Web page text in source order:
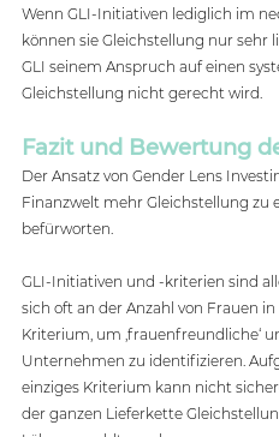
Wenn GLI-Initiativen lediglich im
können sie Gleichstellung nur sehr
GLI seinem Anspruch auf einen
Gleichstellung nicht gerecht wird.
Fazit und Bewertung
Der Ansatz von Gender Lens
Finanzwelt mehr Gleichstellung zu
befürworten.
GLI-Initiativen und -kriterien sind
sich oft an der Anzahl von Frauen
Kriterium, um ‚frauenfreundliche‘
Unternehmen zu identifizieren.
einziges Kriterium kann nicht
der ganzen Lieferkette